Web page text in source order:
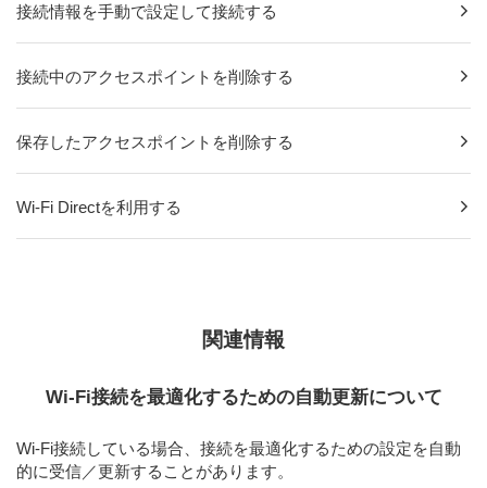
接続情報を手動で設定して接続する
接続中のアクセスポイントを削除する
保存したアクセスポイントを削除する
Wi-Fi Directを利用する
関連情報
Wi-Fi接続を最適化するための自動更新について
Wi-Fi接続している場合、接続を最適化するための設定を自動
的に受信／更新することがあります。